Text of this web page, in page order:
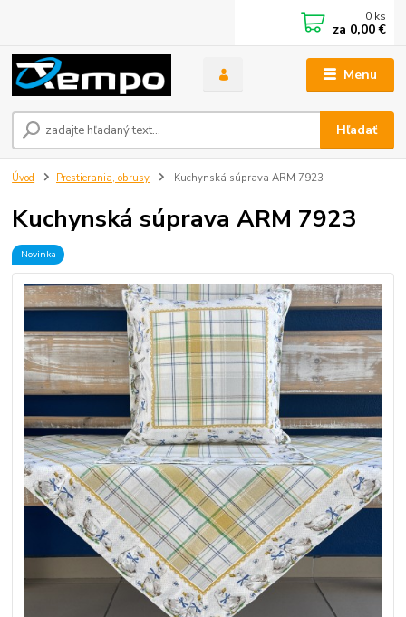
Menu
Hľadať
0 ks
za 0,00 €
Úvod Prestierania, obrusy Kuchynská súprava ARM 7923
Kuchynská súprava ARM 7923
Novinka